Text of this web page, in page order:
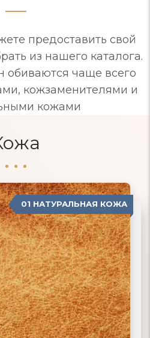
предоставить свой
из нашего каталога.
обиваются чаще всего
кожзаменителями и
кожами
01 НАТУРАЛЬНАЯ КОЖА
02 ЭКОКОЖА
КОЖА